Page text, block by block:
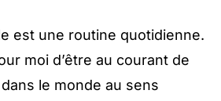
est une routine quotidienne.
moi d’être au courant de
le monde au sens